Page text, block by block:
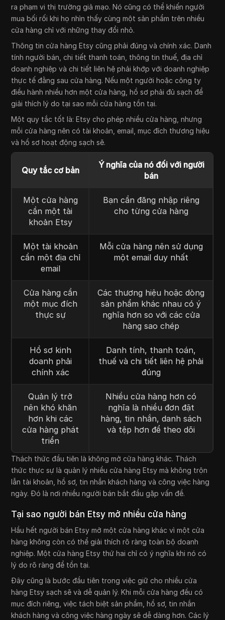
ra phạm vi thị trường giả mạo. Nó cũng có thể khiến người
mua bối rối khi họ nhìn thấy cùng một sản phẩm trên nhiều
cửa hàng chỉ với những thay đổi nhỏ.
Thông tin cửa hàng Etsy cũng phải đúng và chính xác. Danh
tính người bán, chi tiết thanh toán, thông tin thuế, địa chỉ
doanh nghiệp và chi tiết liên hệ phải khớp với doanh nghiệp
thực tế đằng sau cửa hàng. Nếu một người hoặc công ty
điều hành nhiều hơn một cửa hàng, hồ sơ phải đủ sạch để
giải thích lý do tại sao mỗi cửa hàng tồn tại.
Một quy tắc tốt là: Etsy cho phép nhiều cửa hàng, nhưng
mỗi cửa hàng nên có tài khoản, email, mục đích thương hiệu
và hồ sơ hoạt động sạch sẽ.
Quy tắc cơ bản
Ý nghĩa của nó đối với người
bán
Một cửa hàng
cần một tài
khoản Etsy
Bạn cần đăng nhập riêng
cho từng cửa hàng
Một tài khoản
cần một địa chỉ
email
Mỗi cửa hàng nên sử dụng
một email duy nhất
Cửa hàng cần
một mục đích
thực sự
Các thương hiệu hoặc dòng
sản phẩm khác nhau có ý
nghĩa hơn so với các cửa
hàng sao chép
Hồ sơ kinh
doanh phải
chính xác
Danh tính, thanh toán,
thuế và chi tiết liên hệ phải
đúng
Quản lý trở
nên khó khăn
hơn khi các
cửa hàng phát
triển
Nhiều cửa hàng hơn có
nghĩa là nhiều đơn đặt
hàng, tin nhắn, danh sách
và tệp hơn để theo dõi
Thách thức đầu tiên là không mở cửa hàng khác. Thách
thức thực sự là quản lý nhiều cửa hàng Etsy mà không trộn
lẫn tài khoản, hồ sơ, tin nhắn khách hàng và công việc hàng
ngày. Đó là nơi nhiều người bán bắt đầu gặp vấn đề.
Tại sao người bán Etsy mở nhiều cửa hàng
Hầu hết người bán Etsy mở một cửa hàng khác vì một cửa
hàng không còn có thể giải thích rõ ràng toàn bộ doanh
nghiệp. Một cửa hàng Etsy thứ hai chỉ có ý nghĩa khi nó có
lý do rõ ràng để tồn tại.
Đây cũng là bước đầu tiên trong việc giữ cho nhiều cửa
hàng Etsy sạch sẽ và dễ quản lý. Khi mỗi cửa hàng đều có
mục đích riêng, việc tách biệt sản phẩm, hồ sơ, tin nhắn
khách hàng và công việc hàng ngày sẽ dễ dàng hơn. Các lý